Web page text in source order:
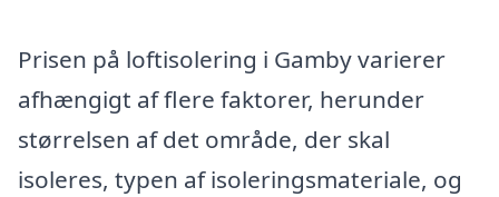
Prisen på loftisolering i Gamby varierer
afhængigt af flere faktorer, herunder
størrelsen af det område, der skal
isoleres, typen af isoleringsmateriale, og